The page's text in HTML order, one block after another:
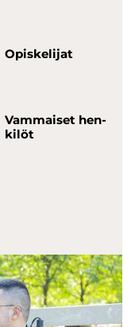
Opis­ke­li­jat
Vam­mai­set hen­
ki­löt